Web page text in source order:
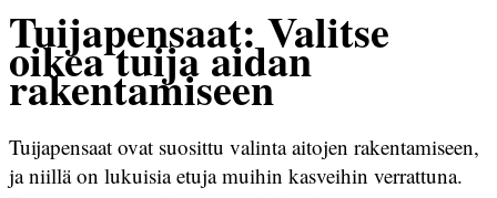
Tuijapensaat: Valitse
oikea tuija aidan
rakentamiseen
Tuijapensaat ovat suosittu valinta aitojen rakentamiseen,
ja niillä on lukuisia etuja muihin kasveihin verrattuna.